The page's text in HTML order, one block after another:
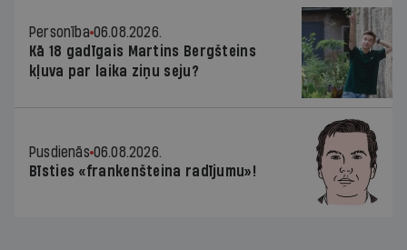
Personība 06.08.2026.
Kā 18 gadīgais Martins Bergšteins
kļuva par laika ziņu seju?
Pusdienās 06.08.2026.
Bīsties «frankenšteina radījumu»!